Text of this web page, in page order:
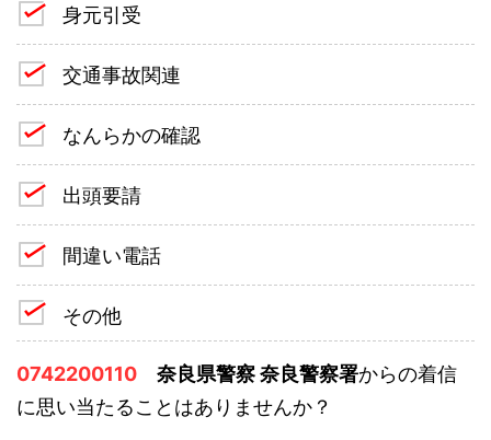
身元引受
交通事故関連
なんらかの確認
出頭要請
間違い電話
その他
0742200110 奈良県警察 奈良警察署からの着信
に思い当たることはありませんか？